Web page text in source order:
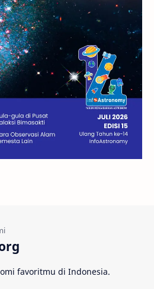
Menarik Dibaca
Galaksi Kerdil
Titan
Hubble Tips
favoritmu di Indonesia.